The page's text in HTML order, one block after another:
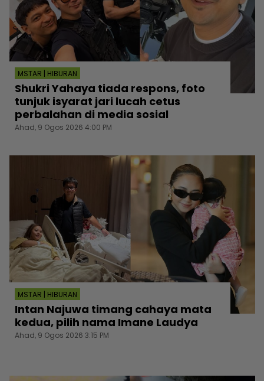
MSTAR | HIBURAN
Shukri Yahaya tiada respons, foto
tunjuk isyarat jari lucah cetus
perbalahan di media sosial
Ahad, 9 Ogos 2026 4:00 PM
MSTAR | HIBURAN
Intan Najuwa timang cahaya mata
kedua, pilih nama Imane Laudya
Ahad, 9 Ogos 2026 3:15 PM